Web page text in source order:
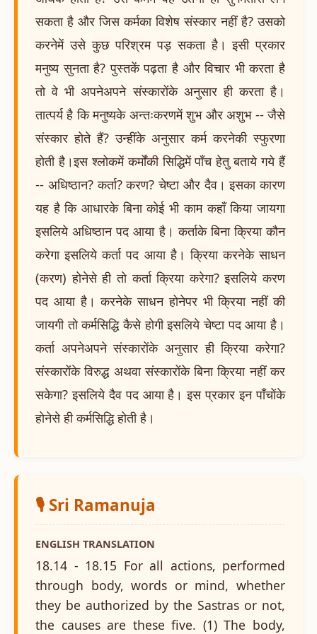
सकता है और जिस कर्मका विशेष संस्कार नहीं है? उसको
करनेमें उसे कुछ परिश्रम पड़ सकता है। इसी प्रकार
मनुष्य सुनता है? पुस्तकें पढ़ता है और विचार भी करता है
तो वे भी अपनेअपने संस्कारोंके अनुसार ही करता है।
तात्पर्य है कि मनुष्यके अन्तःकरणमें शुभ और अशुभ -- जैसे
संस्कार होते हैं? उन्हींके अनुसार कर्म करनेकी स्फुरणा
होती है।इस श्लोकमें कर्मोंकी सिद्धिमें पाँच हेतु बताये गये हैं
-- अधिष्ठान? कर्ता? करण? चेष्टा और दैव। इसका कारण
यह है कि आधारके बिना कोई भी काम कहाँ किया जायगा
इसलिये अधिष्ठान पद आया है। कर्ताके बिना क्रिया कौन
करेगा इसलिये कर्ता पद आया है। क्रिया करनेके साधन
(करण) होनेसे ही तो कर्ता क्रिया करेगा? इसलिये करण
पद आया है। करनेके साधन होनेपर भी क्रिया नहीं की
जायगी तो कर्मसिद्धि कैसे होगी इसलिये चेष्टा पद आया है।
कर्ता अपनेअपने संस्कारोंके अनुसार ही क्रिया करेगा?
संस्कारोंके विरुद्ध अथवा संस्कारोंके बिना क्रिया नहीं कर
सकेगा? इसलिये दैव पद आया है। इस प्रकार इन पाँचोंके
होनेसे ही कर्मसिद्धि होती है।
🎙️ Sri Ramanuja
ENGLISH TRANSLATION
18.14 - 18.15 For all actions, performed
through body, words or mind, whether
they be authorized by the Sastras or not,
the causes are these five. (1) The body,